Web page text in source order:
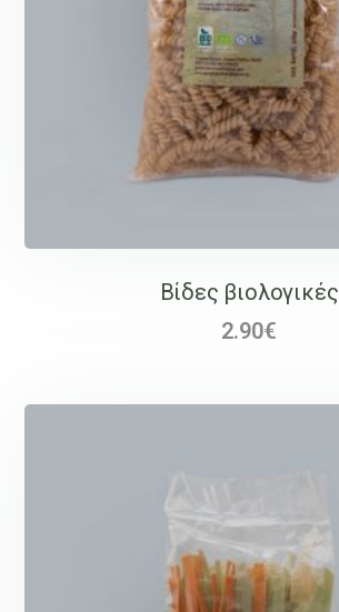
Βίδες βιολογικές
2.90€